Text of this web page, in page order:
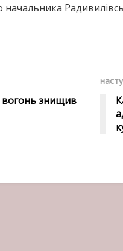
вогонь знищив